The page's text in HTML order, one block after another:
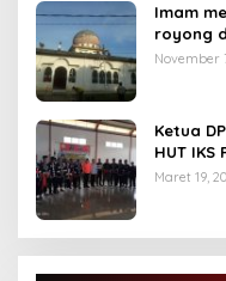
Imam
royong
Arang
November
Ketua
HUT IKS
Maret 19,